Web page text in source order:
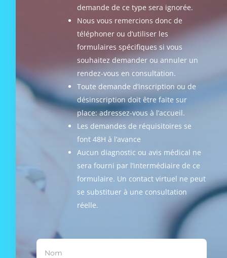
demande de ce type sera ignorée.
Nous vous remercions donc de
téléphoner ou d’utiliser les
formulaires spécifiques si vous
souhaitez demander ou annuler un
rendez-vous en consultation.
Toute demande d’inscription ou de
désinscription doit être faite sur
place: adressez-vous à l’accueil.
Les demandes de réquisitoires se
font 48H à l’avance
Aucun diagnostic ou avis médical ne
sera fourni par l’intermédiaire de ce
formulaire. Un contact virtuel ne peut
se substituer à une consultation
réelle.